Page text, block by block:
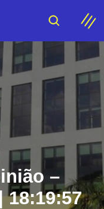
–
18:19:57